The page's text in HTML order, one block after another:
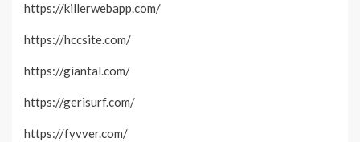
https://killerwebapp.com/
https://hccsite.com/
https://giantal.com/
https://gerisurf.com/
https://fyvver.com/